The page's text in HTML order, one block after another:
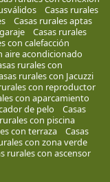
Casas rurales
Casas rurales aptas
Casas rurales
con calefacción
aire acondicionado
rurales con
rurales con Jacuzzi
con reproductor
con aparcamiento
de pelo
Casas
con piscina
con terraza
Casas
con zona verde
rurales con ascensor